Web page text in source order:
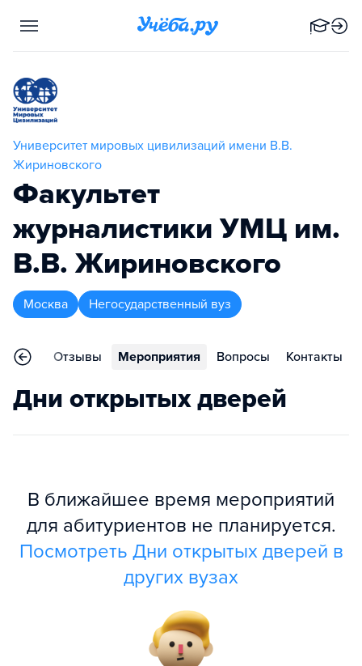
Университет мировых цивилизаций имени В.В.
Жириновского
Факультет
журналистики УМЦ им.
В.В. Жириновского
Москва Негосударственный вуз
Отзывы Мероприятия Вопросы Контакты
Дни открытых дверей
В ближайшее время мероприятий
для абитуриентов не планируется.
Посмотреть Дни открытых дверей в
других вузах